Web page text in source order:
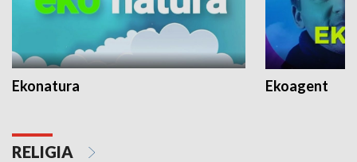
Ekonatura Ekoagent
RELIGIA